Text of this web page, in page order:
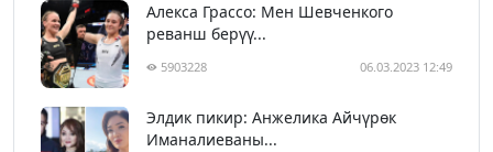
Алекса Грассо: Мен Шевченкого
реванш берүү...
5903228 06.03.2023 12:49
Элдик пикир: Анжелика Айчүрөк
Иманалиеваны...